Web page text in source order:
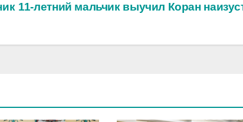
11-летний мальчик выучил Коран